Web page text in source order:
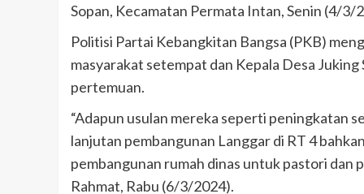
Sopan, Kecamatan Permata Intan, Senin (4/3/
Politisi Partai Kebangkitan Bangsa (PKB)
masyarakat setempat dan Kepala Desa
pertemuan.
“Adapun usulan mereka seperti peningkatan
lanjutan pembangunan Langgar di RT 4
pembangunan rumah dinas untuk pastori dan
Rahmat, Rabu (6/3/2024).